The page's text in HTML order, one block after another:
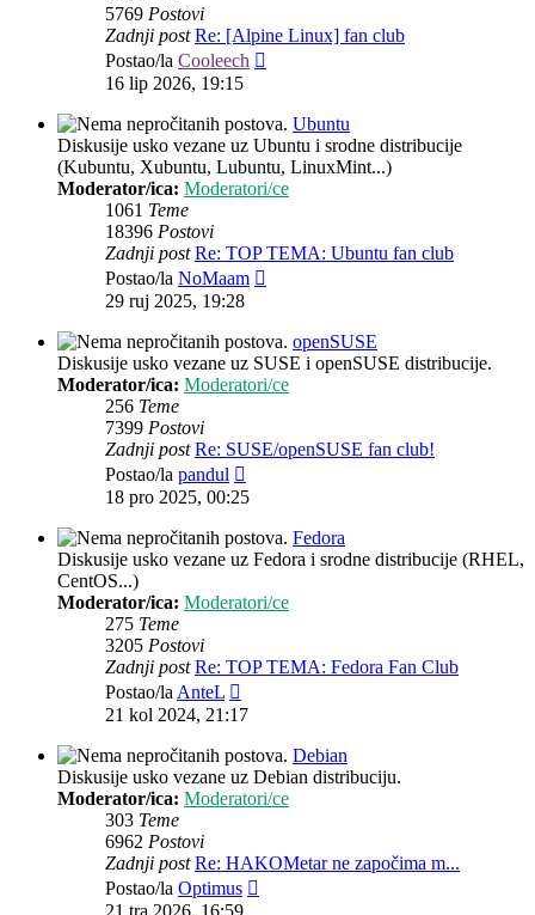
5769 Postovi
Zadnji post Re: [Alpine Linux] fan club
Postao/la Cooleech
16 lip 2026, 19:15
Ubuntu
Diskusije usko vezane uz Ubuntu i srodne distribucije
(Kubuntu, Xubuntu, Lubuntu, LinuxMint...)
Moderator/ica: Moderatori/ce
1061 Teme
18396 Postovi
Zadnji post Re: TOP TEMA: Ubuntu fan club
Postao/la NoMaam
29 ruj 2025, 19:28
openSUSE
Diskusije usko vezane uz SUSE i openSUSE distribucije.
Moderator/ica: Moderatori/ce
256 Teme
7399 Postovi
Zadnji post Re: SUSE/openSUSE fan club!
Postao/la pandul
post
18 pro 2025, 00:25
Fedora
Diskusije usko vezane uz Fedora i srodne distribucije (RHEL,
CentOS...)
Moderator/ica: Moderatori/ce
275 Teme
3205 Postovi
Zadnji post Re: TOP TEMA: Fedora Fan Club
Postao/laAnteL
post
21 kol 2024, 21:17
Debian
Diskusije usko vezane uz Debian distribuciju.
Moderator/ica: Moderatori/ce
303 Teme
6962 Postovi
Zadnji post Re: HAKOMetar ne započima m...
Postao/la Optimus